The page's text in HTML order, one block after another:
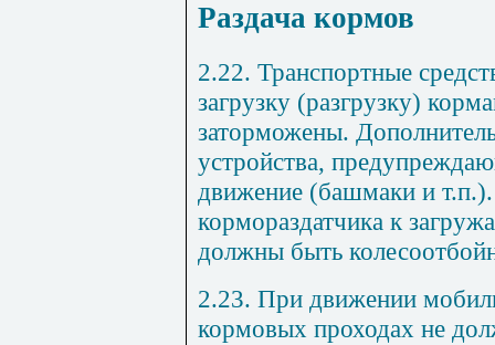
Раздача кормов
2.22. Транспортные
загрузку (разгрузку)
заторможены.
устройства,
движение (башмаки и
кормораздатчика к
должны быть
2.23. При движении
кормовых проходах не